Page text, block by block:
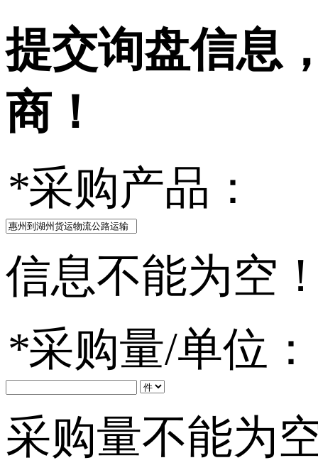
提交询盘信息
商！
*采购产品：
信息不能为空
*采购量/单位：
采购量不能为